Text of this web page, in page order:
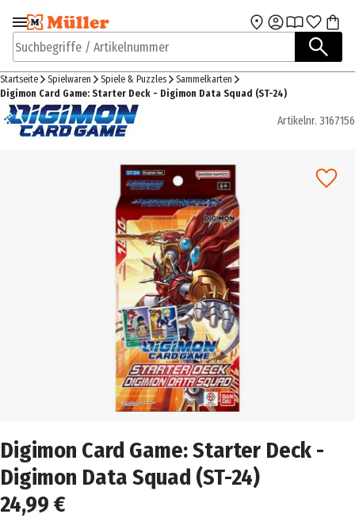
Zur Navigation
springen
Zum Hauptinhalt
Suchbegriffe / Artikelnummer
Startseite Spielwaren Spiele & Puzzles
Sammelkarten
Digimon Card Game: Starter Deck - Digimon Data Squad (ST-24)
Artikelnr. 3167156
Digimon Card Game: Starter Deck -
Digimon Data Squad (ST-24)
24,99 €